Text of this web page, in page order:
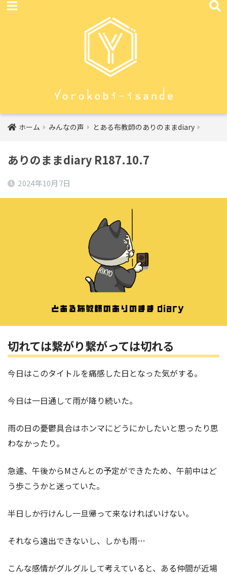
ホーム みんなの声 とある布教師のありのままdiary
ありのままdiary R187.10.7
2024年10月7日
切れては繋がり繋がっては切れる
今日はこのタイトルを痛感した日となった気がする。
今日は一日通して雨が降り続いた。
雨の日の憂鬱具合はホンマにどうにかしたいと思ったり思
わなかったり。
急遽、午後からMさんとの予定ができたため、午前中はど
う歩こうかと迷っていた。
半日しか行けんし一旦帰って来なければいけない。
それなら遠出できないし、しかも雨…
こんな感情がグルグルして考えていると、ある仲間が近場